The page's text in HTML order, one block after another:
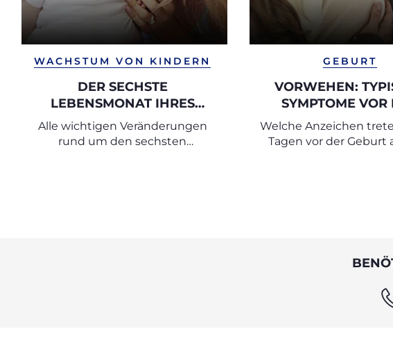
WACHSTUM VON KINDERN
DER SECHSTE
LEBENSMONAT IHRES
BABYS
Alle wichtigen Veränderungen
rund um den sechsten
GEBURT
VORWEHEN:
SYMPTOME VOR
GEBURT
Welche Anzeichen
Tagen vor der Geburt